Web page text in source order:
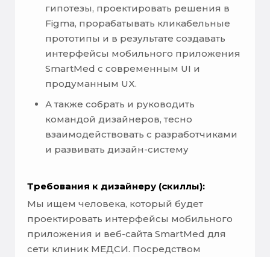
гипотезы, проектировать решения в
Figma, прорабатывать кликабельные
прототипы и в результате создавать
интерфейсы мобильного приложения
SmartMed с современным UI и
продуманным UX.
А также собрать и руководить
командой дизайнеров, тесно
взаимодействовать с разработчиками
и развивать дизайн-систему
Требования к дизайнеру (скиллы):
Мы ищем человека, который будет
проектировать интерфейсы мобильного
приложения и веб-сайта SmartMed для
сети клиник МЕДСИ. Посредством